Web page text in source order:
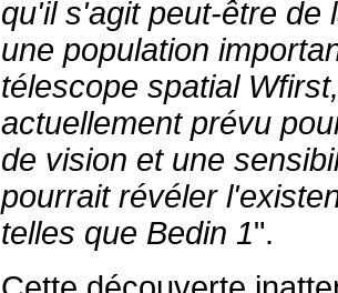
qu'il s'agit peut-être de
une population
télescope spatial
actuellement prévu
de vision et une
pourrait révéler
telles que Bedin 1".